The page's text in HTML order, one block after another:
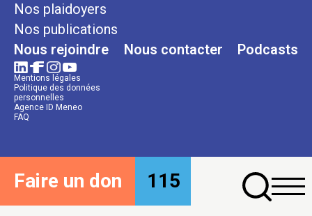
Faire un don 115
Nos plaidoyers
Nos publications
Nous rejoindre Nous contacter Podcasts
Mentions légales
Politique des données
personnelles
Agence ID Meneo
FAQ